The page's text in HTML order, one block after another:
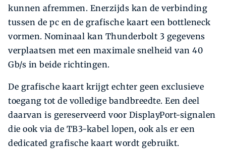
kunnen afremmen. Enerzijds kan de verbinding
tussen de pc en de grafische kaart een bottleneck
vormen. Nominaal kan Thunderbolt 3 gegevens
verplaatsen met een maximale snelheid van 40
Gb/s in beide richtingen.
De grafische kaart krijgt echter geen exclusieve
toegang tot de volledige bandbreedte. Een deel
daarvan is gereserveerd voor DisplayPort-signalen
die ook via de TB3-kabel lopen, ook als er een
dedicated grafische kaart wordt gebruikt.